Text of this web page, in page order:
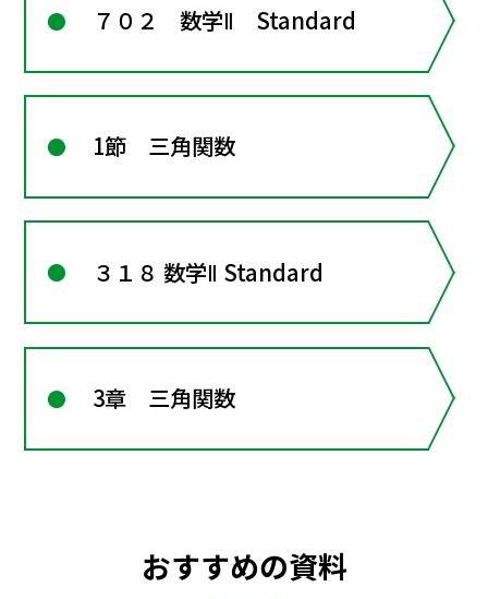
７０２ 数学Ⅱ Standard
1節 三角関数
３１８ 数学Ⅱ Standard
3章 三角関数
おすすめの資料